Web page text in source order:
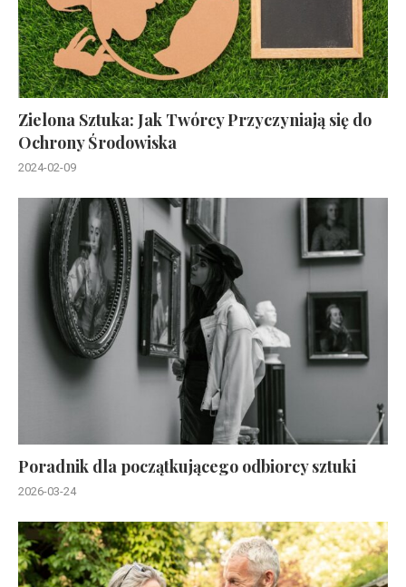
Zielona Sztuka: Jak Twórcy Przyczyniają się do
Ochrony Środowiska
2024-02-09
Poradnik dla początkującego odbiorcy sztuki
2026-03-24